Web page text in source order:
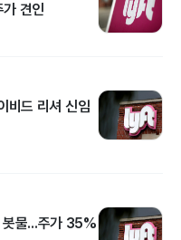
견인
비드 리셔 신임
물...주가 35%